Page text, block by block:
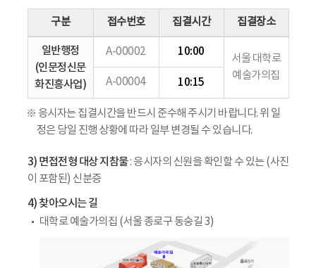
구분 접수번호 집결시간 집결장소
일반행정
(인문정신문
화진흥사업)
A-00002 10:00
서울 대학로
예술가의집
A-00004 10:15
※ 응시자는 집결시간을 반드시 준수해 주시기 바랍니다. 위 일
정은 당일 진행 상황에 따라 일부 변경될 수 있습니다.
3) 면접전형 대상 지참물: 응시자의 신원을 확인할 수 있는 (사진
이 포함된) 신분증
4) 찾아오시는 길
대학로 예술가의집 (서울 종로구 동숭길 3)